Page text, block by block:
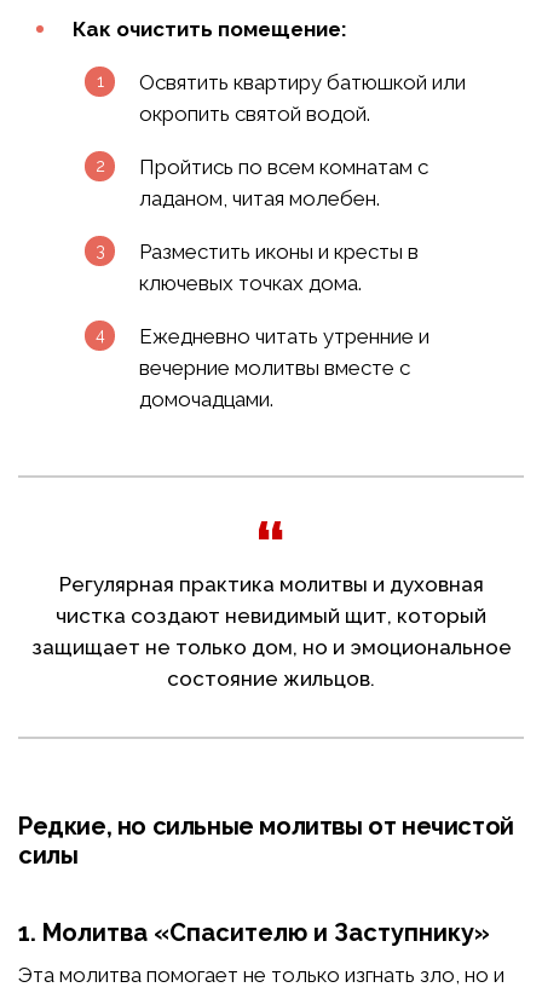
Как очистить помещение:
Освятить квартиру батюшкой или
окропить святой водой.
Пройтись по всем комнатам с
ладаном, читая молебен.
Разместить иконы и кресты в
ключевых точках дома.
Ежедневно читать утренние и
вечерние молитвы вместе с
домочадцами.
Регулярная практика молитвы и духовная
чистка создают невидимый щит, который
защищает не только дом, но и эмоциональное
состояние жильцов.
Редкие, но сильные молитвы от нечистой
силы
1. Молитва «Спасителю и Заступнику»
Эта молитва помогает не только изгнать зло, но и